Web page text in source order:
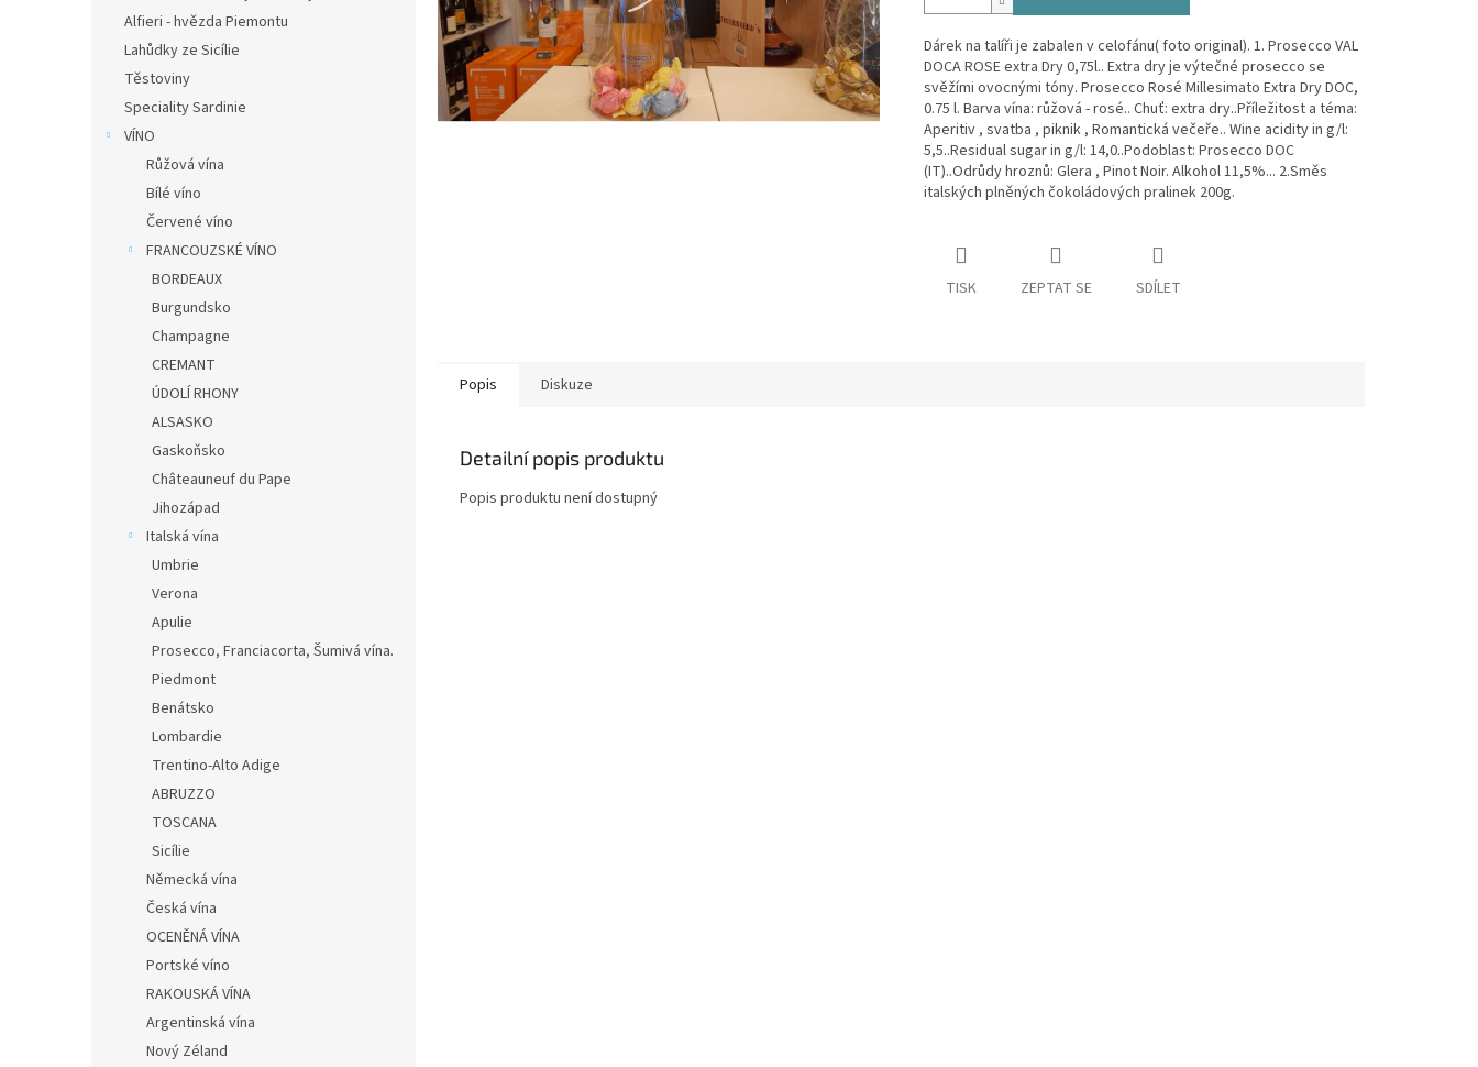
Alfieri - hvězda Piemontu
Lahůdky ze Sicílie
Těstoviny
Speciality Sardinie
VÍNO
Růžová vína
Bílé víno
Červené víno
FRANCOUZSKÉ VÍNO
BORDEAUX
Burgundsko
Champagne
CREMANT
ÚDOLÍ RHONY
ALSASKO
Gaskoňsko
Châteauneuf du Pape
Jihozápad
Italská vína
Umbrie
Verona
Apulie
Prosecco, Franciacorta, Šumivá vína.
Piedmont
Benátsko
Lombardie
Trentino-Alto Adige
ABRUZZO
TOSCANA
Sicílie
Německá vína
Česká vína
OCENĚNÁ VÍNA
Portské víno
RAKOUSKÁ VÍNA
Argentinská vína
Nový Zéland
Dárek na talíři je zabalen v celofánu( foto original). 1. Prosecco VAL
DOCA ROSE extra Dry 0,75l.. Extra dry je výtečné prosecco se
svěžími ovocnými tóny. Prosecco Rosé Millesimato Extra Dry DOC,
0.75 l. Barva vína: růžová - rosé.. Chuť: extra dry..Příležitost a téma:
Aperitiv , svatba , piknik , Romantická večeře.. Wine acidity in g/l:
5,5..Residual sugar in g/l: 14,0..Podoblast: Prosecco DOC
(IT)..Odrůdy hroznů: Glera , Pinot Noir. Alkohol 11,5%... 2.Směs
italských plněných čokoládových pralinek 200g.
TISK ZEPTAT SE SDÍLET
Popis Diskuze
Detailní popis produktu
Popis produktu není dostupný